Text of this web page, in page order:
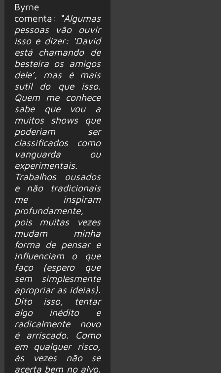
Byrne
comenta:
“Algumas
pessoas vão ouvir
isso e dizer: ‘David
está chamando de
besteira os amigos
dele’, mas é mais
sutil do que isso.
Quem me conhece
sabe que vou a
muitos shows que
poderiam ser
classificados como
vanguarda ou
experimentais.
Trabalhos ousados
e não tradicionais
me inspiram
profundamente,
pois muitas vezes
mudam minha
forma de pensar e
influenciam o que
faço (espero que
sem simplesmente
apropriar as ideias).
Dito isso, tentar
algo inédito e
radicalmente novo
é arriscado. Como
em qualquer risco,
às vezes não se
acerta bem no alvo.